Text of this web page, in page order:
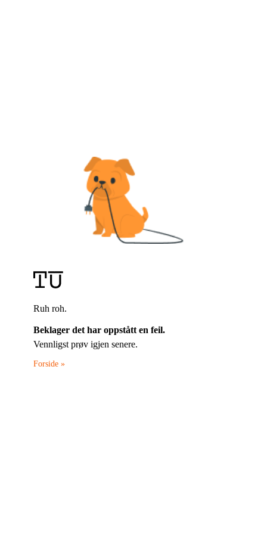
Ruh roh.
Beklager det har oppstått en feil.
Vennligst prøv igjen senere.
Forside »